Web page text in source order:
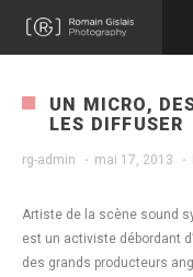
UN MICRO,
LES DIFFUSER
rg-admin · mai 17, 2013 ·
Artiste de la scène sound
est un activiste débordant
des grands producteurs